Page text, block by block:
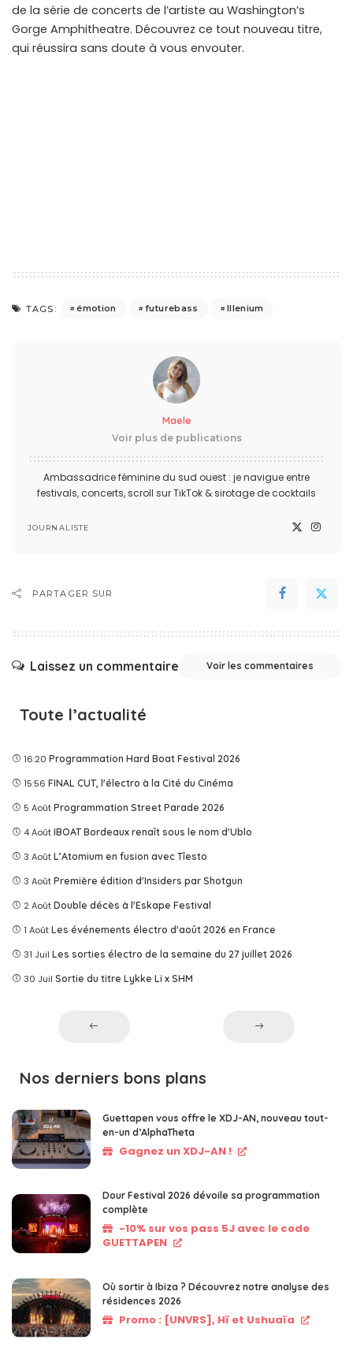
de la série de concerts de l’artiste au Washington’s
Gorge Amphitheatre. Découvrez ce tout nouveau titre,
qui réussira sans doute à vous envouter.
TAGS: émotion futurebass Illenium
Maele
Voir plus de publications
Ambassadrice féminine du sud ouest : je navigue entre
festivals, concerts, scroll sur TikTok & sirotage de cocktails
JOURNALISTE
PARTAGER SUR
Laissez un commentaire Voir les commentaires
Toute l’actualité
16:20 Programmation Hard Boat Festival 2026
15:56 FINAL CUT, l'électro à la Cité du Cinéma
5 Août Programmation Street Parade 2026
4 Août IBOAT Bordeaux renaît sous le nom d'Ublo
3 Août L’Atomium en fusion avec Tîesto
3 Août Première édition d'Insiders par Shotgun
2 Août Double décès à l'Eskape Festival
1 Août Les événements électro d'août 2026 en France
31 Juil Les sorties électro de la semaine du 27 juillet 2026
30 Juil Sortie du titre Lykke Li x SHM
Nos derniers bons plans
Guettapen vous offre le XDJ-AN, nouveau tout-
en-un d’AlphaTheta
Gagnez un XDJ-AN !
Dour Festival 2026 dévoile sa programmation
complète
-10% sur vos pass 5J avec le code
GUETTAPEN
Où sortir à Ibiza ? Découvrez notre analyse des
résidences 2026
Promo : [UNVRS], Hï et Ushuaïa